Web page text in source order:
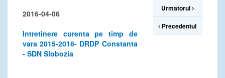
2016-04-06
Intretinere curenta pe timp de
vara 2015-2016- DRDP Constanta
- SDN Slobozia
Urmatorul
Precedentul